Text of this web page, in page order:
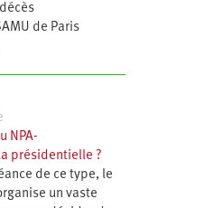
de Paris
NPA-
présidentielle ?
de ce type, le
un vaste